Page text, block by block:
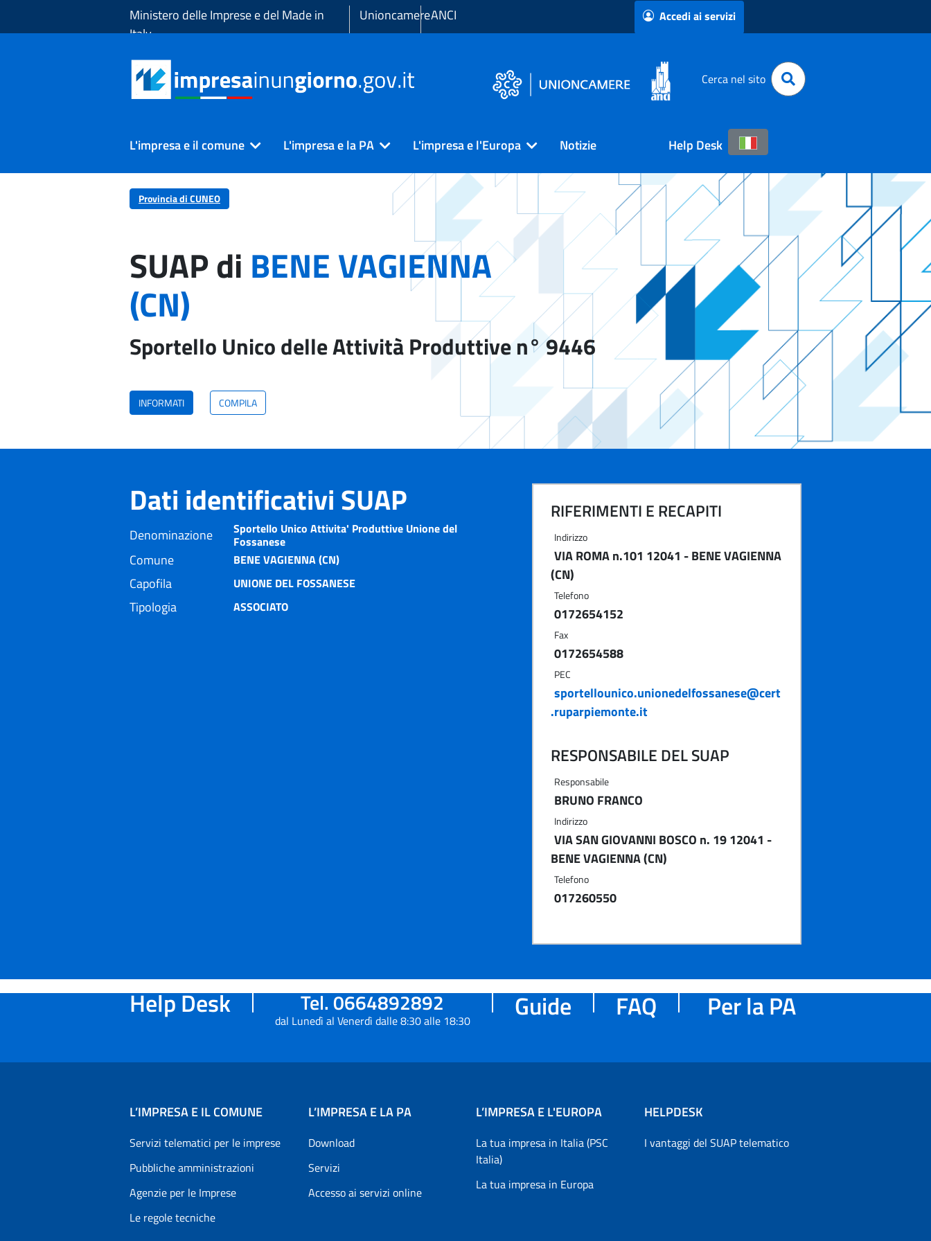
Ministero delle Imprese e del Made in
Italy
UnioncamereANCI Accedi ai servizi
Cerca nel sito
L'impresa e il comune L'impresa e la PA L'impresa e l'Europa Notizie Help Desk
Provincia di CUNEO
SUAP di BENE VAGIENNA
(CN)
Sportello Unico delle Attività Produttive n° 9446
INFORMATI COMPILA
Dati identificativi SUAP
Denominazione Sportello Unico Attivita' Produttive Unione del
Fossanese
Comune BENE VAGIENNA (CN)
Capofila UNIONE DEL FOSSANESE
Tipologia ASSOCIATO
RIFERIMENTI E RECAPITI
Indirizzo
VIA ROMA n.101 12041 - BENE VAGIENNA
(CN)
Telefono
0172654152
Fax
0172654588
PEC
sportellounico.unionedelfossanese@cert
.ruparpiemonte.it
RESPONSABILE DEL SUAP
Responsabile
BRUNO FRANCO
Indirizzo
VIA SAN GIOVANNI BOSCO n. 19 12041 -
BENE VAGIENNA (CN)
Telefono
017260550
Help Desk Tel. 0664892892
dal Lunedì al Venerdì dalle 8:30 alle 18:30 Guide FAQ Per la PA
L’IMPRESA E IL COMUNE
Servizi telematici per le imprese
Pubbliche amministrazioni
Agenzie per le Imprese
Le regole tecniche
L’IMPRESA E LA PA
Download
Servizi
Accesso ai servizi online
L’IMPRESA E L'EUROPA
La tua impresa in Italia (PSC
Italia)
La tua impresa in Europa
HELPDESK
I vantaggi del SUAP telematico